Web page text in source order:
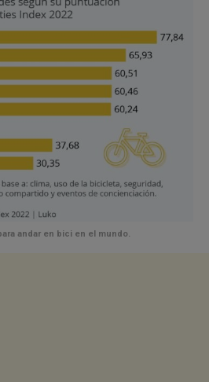
andar en bici en el mundo.